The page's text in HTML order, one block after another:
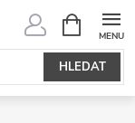
HLEDAT
NÁKUPNÍ
KOŠÍK